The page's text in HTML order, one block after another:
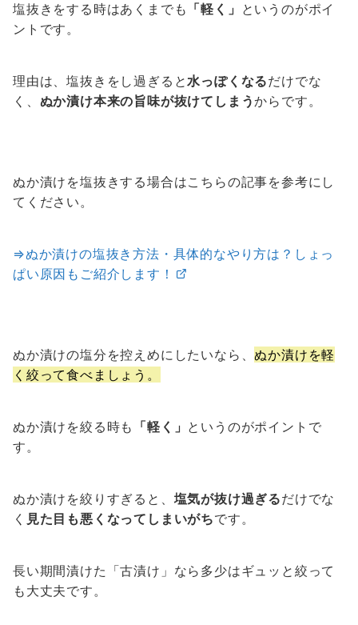
塩抜きをする時はあくまでも 「軽く」 というのがポイ
ントです。
理由は、塩抜きをし過ぎると水っぽくなるだけでな
く、 ぬか漬け本来の旨味が抜けてしまうからです。
ぬか漬けを塩抜きする場合はこちらの記事を参考にし
てください。
⇒ぬか漬けの塩抜き方法・具体的なやり方は？しょっ
ぱい原因もご紹介します！
ぬか漬けの塩分を控えめにしたいなら、ぬか漬けを軽
く絞って食べましょう。
ぬか漬けを絞る時も 「軽く」 というのがポイントで
す。
ぬか漬けを絞りすぎると、 塩気が抜け過ぎるだけでな
く 見た目も悪くなってしまいがちです。
長い期間漬けた「古漬け」なら多少はギュッと絞って
も大丈夫です。